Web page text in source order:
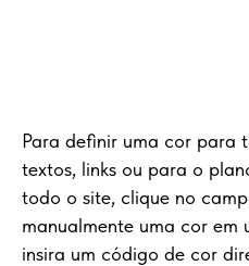
Para definir uma cor para
textos, links ou para o
todo o site, clique no
manualmente uma cor em
insira um código de cor